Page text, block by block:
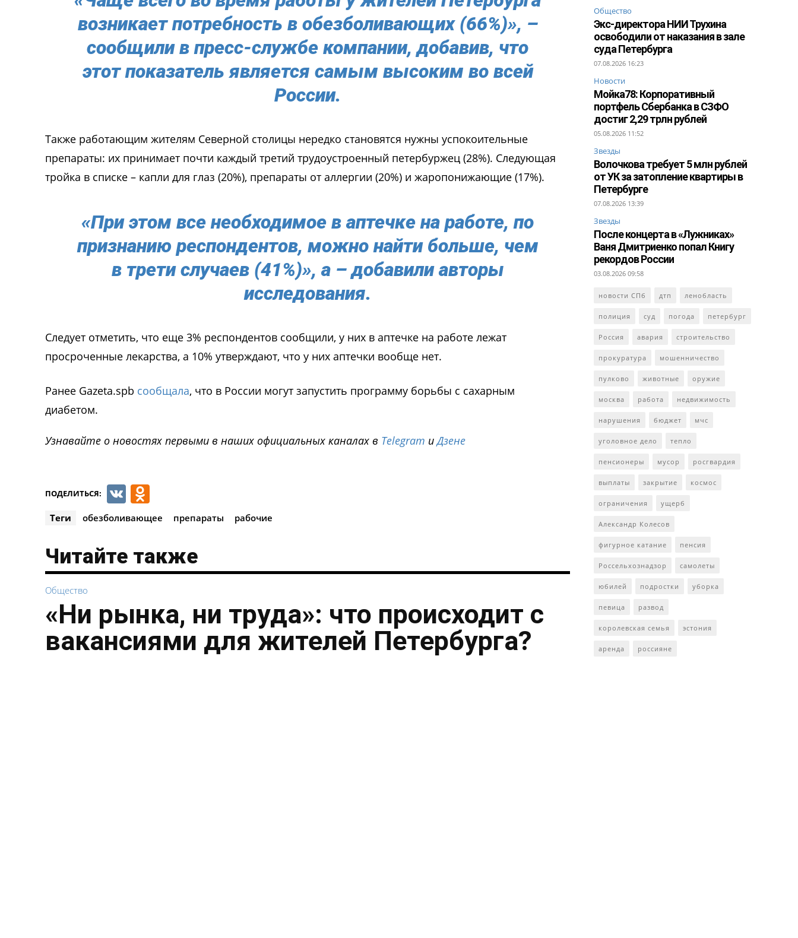
возникает потребность в обезболивающих (66%)», –
сообщили в пресс-службе компании, добавив, что
этот показатель является самым высоким во всей
России.
Также работающим жителям Северной столицы нередко становятся нужны успокоительные
препараты: их принимает почти каждый третий трудоустроенный петербуржец (28%). Следующая
тройка в списке – капли для глаз (20%), препараты от аллергии (20%) и жаропонижающие (17%).
«При этом все необходимое в аптечке на работе, по
признанию респондентов, можно найти больше, чем
в трети случаев (41%)», а – добавили авторы
исследования.
Следует отметить, что еще 3% респондентов сообщили, у них в аптечке на работе лежат
просроченные лекарства, а 10% утверждают, что у них аптечки вообще нет.
Ранее Gazeta.spb сообщала, что в России могут запустить программу борьбы с сахарным
диабетом.
Узнавайте о новостях первыми в наших официальных каналах в Telegram иДзене
ПОДЕЛИТЬСЯ: VK
Теги обезболивающее препараты рабочие
Читайте также
Общество
«Ни рынка, ни труда»: что происходит с
вакансиями для жителей Петербурга?
Общество
Экс-директора НИИ Трухина
освободили от наказания в зале
суда Петербурга
07.08.2026 16:23
Новости
Мойка78: Корпоративный
портфель Сбербанка в СЗФО
достиг 2,29 трлн рублей
05.08.2026 11:52
Звезды
Волочкова требует 5 млн рублей
от УК за затопление квартиры в
Петербурге
07.08.2026 13:39
Звезды
После концерта в «Лужниках»
Ваня Дмитриенко попал Книгу
рекордов России
03.08.2026 09:58
новости СПб дтп ленобласть
полиция суд погода петербург
Россия авария строительство
прокуратура мошенничество
пулково животные оружие
москва работа недвижимость
нарушения бюджет мчс
уголовное дело тепло
пенсионеры мусор росгвардия
выплаты закрытие космос
ограничения ущерб
Александр Колесов
фигурное катание пенсия
Россельхознадзор самолеты
юбилей подростки уборка
певица развод
королевская семья эстония
аренда россияне